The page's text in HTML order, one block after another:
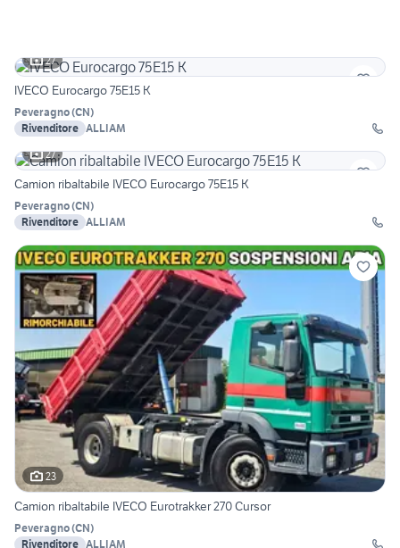
27
IVECO Eurocargo 75E15 K
Peveragno(CN)
Rivenditore ALLIAM
27
Camion ribaltabile IVECO Eurocargo 75E15 K
Peveragno(CN)
Rivenditore ALLIAM
23
Camion ribaltabile IVECO Eurotrakker 270 Cursor
Peveragno(CN)
Rivenditore ALLIAM